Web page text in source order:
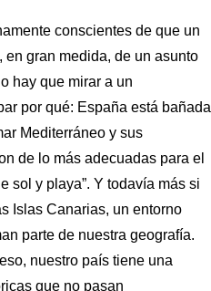
conscientes de que un
en gran medida, de un asunto
hay que mirar a un
por qué: España está bañada
Mediterráneo y sus
de lo más adecuadas para el
sol y playa”. Y todavía más si
Islas Canarias, un entorno
parte de nuestra geografía.
nuestro país tiene una
que no pasan